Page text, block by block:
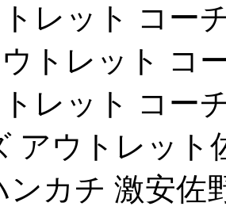
レット コー
トレット コ
レット コー
アウトレット
ンカチ 激安佐